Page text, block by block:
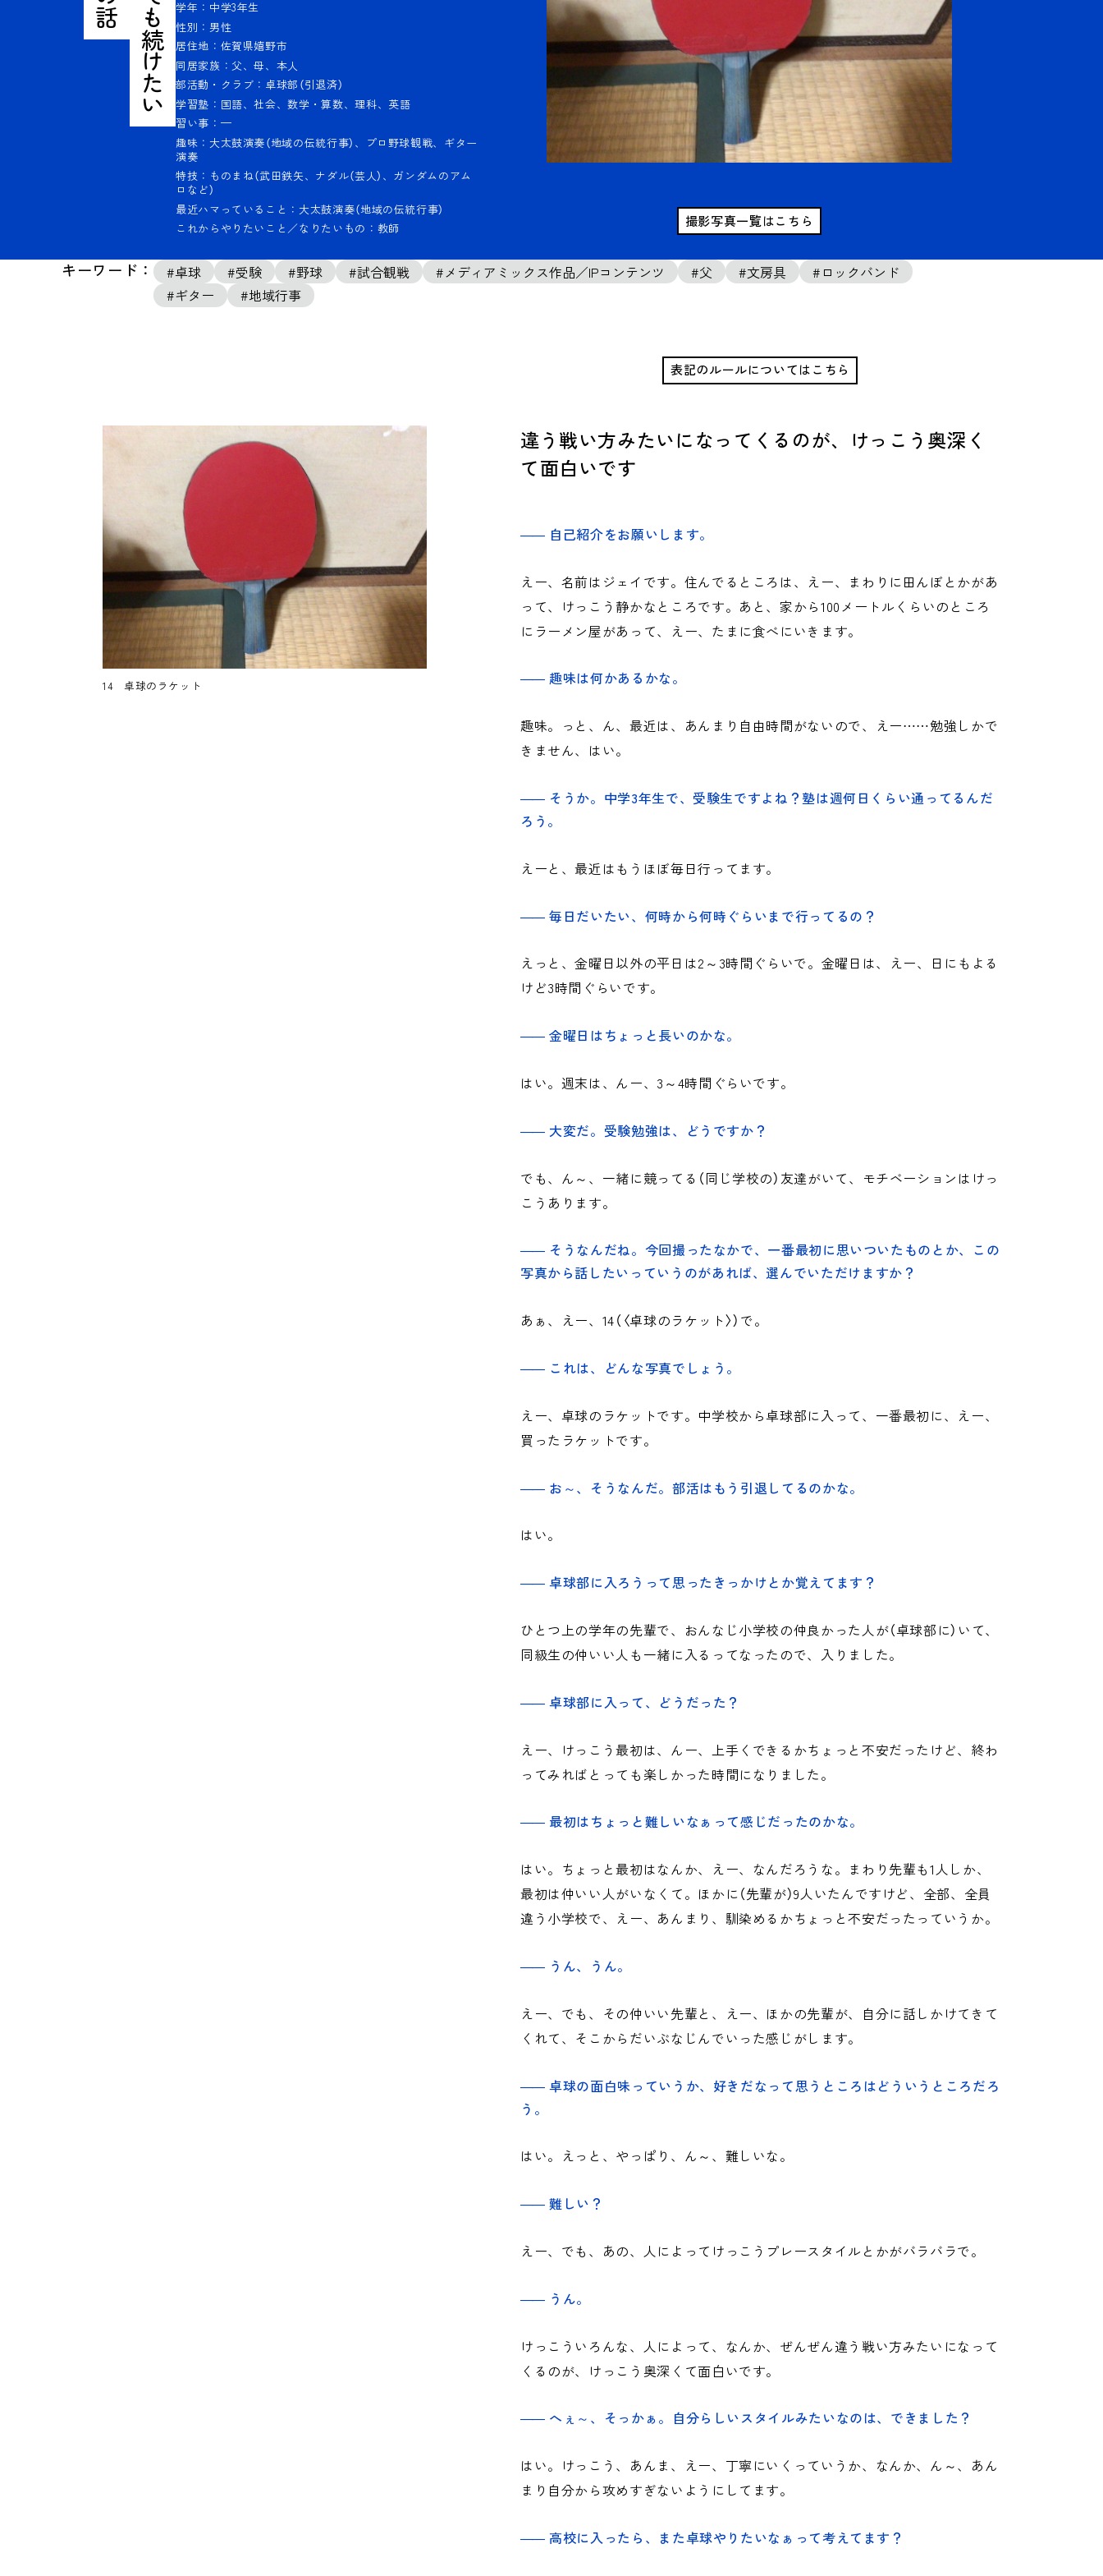
学年：中学3年生
性別：男性
居住地：佐賀県嬉野市
同居家族：父、母、本人
部活動・クラブ：卓球部（引退済）
学習塾：国語、社会、数学・算数、理科、英語
習い事：—
趣味：大太鼓演奏（地域の伝統行事）、プロ野球観戦、ギター
演奏
特技：ものまね（武田鉄矢、ナダル（芸人）、ガンダムのアム
ロなど）
最近ハマっていること：大太鼓演奏（地域の伝統行事）
これからやりたいこと／なりたいもの：教師
撮影写真一覧はこちら
キーワード： 卓球 受験 野球 試合観戦 メディアミックス作品／IPコンテンツ 父 文房具
ロックバンド
ギター
地域行事
表記のルールについてはこちら
14 卓球のラケット
違う戦い方みたいになってくるのが、けっこう奥深く
て面白いです
自己紹介をお願いします。
えー、名前はジェイです。住んでるところは、えー、まわりに田んぼとかがあ
って、けっこう静かなところです。あと、家から100メートルくらいのところ
にラーメン屋があって、えー、たまに食べにいきます。
趣味は何かあるかな。
趣味。っと、ん、最近は、あんまり自由時間がないので、えー……勉強しかで
きません、はい。
そうか。中学3年生で、受験生ですよね？塾は週何日くらい通ってるんだ
ろう。
えーと、最近はもうほぼ毎日行ってます。
毎日だいたい、何時から何時ぐらいまで行ってるの？
えっと、金曜日以外の平日は2～3時間ぐらいで。金曜日は、えー、日にもよる
けど3時間ぐらいです。
金曜日はちょっと長いのかな。
はい。週末は、んー、3～4時間ぐらいです。
大変だ。受験勉強は、どうですか？
でも、ん～、一緒に競ってる（同じ学校の）友達がいて、モチベーションはけっ
こうあります。
そうなんだね。今回撮ったなかで、一番最初に思いついたものとか、この
写真から話したいっていうのがあれば、選んでいただけますか？
あぁ、えー、14（〈卓球のラケット〉）で。
これは、どんな写真でしょう。
えー、卓球のラケットです。中学校から卓球部に入って、一番最初に、えー、
買ったラケットです。
お～、そうなんだ。部活はもう引退してるのかな。
はい。
卓球部に入ろうって思ったきっかけとか覚えてます？
ひとつ上の学年の先輩で、おんなじ小学校の仲良かった人が（卓球部に）いて、
同級生の仲いい人も一緒に入るってなったので、入りました。
卓球部に入って、どうだった？
えー、けっこう最初は、んー、上手くできるかちょっと不安だったけど、終わ
ってみればとっても楽しかった時間になりました。
最初はちょっと難しいなぁって感じだったのかな。
はい。ちょっと最初はなんか、えー、なんだろうな。まわり先輩も1人しか、
最初は仲いい人がいなくて。ほかに（先輩が）9人いたんですけど、全部、全員
違う小学校で、えー、あんまり、馴染めるかちょっと不安だったっていうか。
うん、うん。
えー、でも、その仲いい先輩と、えー、ほかの先輩が、自分に話しかけてきて
くれて、そこからだいぶなじんでいった感じがします。
卓球の面白味っていうか、好きだなって思うところはどういうところだろ
う。
はい。えっと、やっぱり、ん～、難しいな。
難しい？
えー、でも、あの、人によってけっこうプレースタイルとかがバラバラで。
うん。
けっこういろんな、人によって、なんか、ぜんぜん違う戦い方みたいになって
くるのが、けっこう奥深くて面白いです。
へぇ～、そっかぁ。自分らしいスタイルみたいなのは、できました？
はい。けっこう、あんま、えー、丁寧にいくっていうか、なんか、ん～、あん
まり自分から攻めすぎないようにしてます。
高校に入ったら、また卓球やりたいなぁって考えてます？